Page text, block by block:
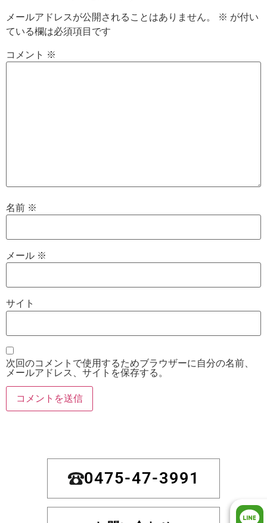
メールアドレスが公開されることはありません。 ※ が付い
ている欄は必須項目です
コメント ※
名前 ※
メール ※
サイト
次回のコメントで使用するためブラウザーに自分の名前、
メールアドレス、サイトを保存する。
0475-47-3991